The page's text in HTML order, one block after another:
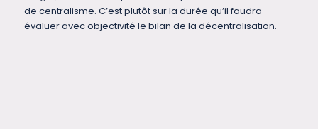
de centralisme. C’est plutôt sur la durée qu’il faudra
évaluer avec objectivité le bilan de la décentralisation.